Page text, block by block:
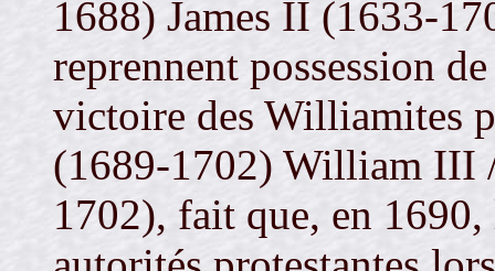
1688) James II (1633-
reprennent possession
victoire des Williamites
(1689-1702) William III
1702), fait que, en 1690,